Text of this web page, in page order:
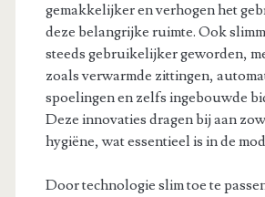
gemakkelijker en verhogen het
deze belangrijke ruimte. Ook
steeds gebruikelijker geworden,
zoals verwarmde zittingen,
spoelingen en zelfs ingebouwde
Deze innovaties dragen bij aan
hygiëne, wat essentieel is in de
Door technologie slim toe te